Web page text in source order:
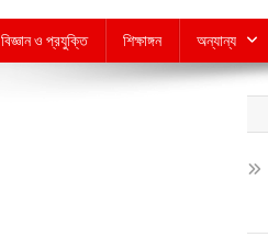
বিজ্ঞান ও প্রযুক্তি শিক্ষাঙ্গন অন্যান্য